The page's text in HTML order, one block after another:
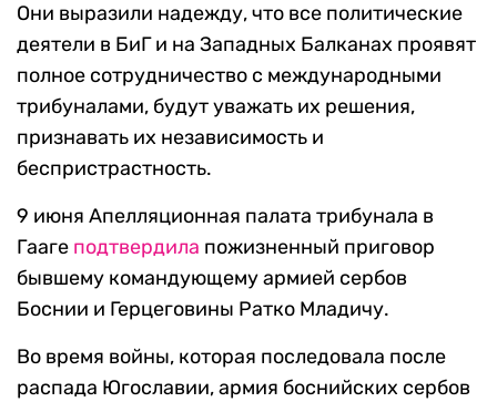
Они выразили надежду, что все политические
деятели в БиГ и на Западных Балканах проявят
полное сотрудничество с международными
трибуналами, будут уважать их решения,
признавать их независимость и
беспристрастность.
9 июня Апелляционная палата трибунала в
Гааге подтвердила пожизненный приговор
бывшему командующему армией сербов
Боснии и Герцеговины Ратко Младичу.
Во время войны, которая последовала после
распада Югославии, армия боснийских сербов